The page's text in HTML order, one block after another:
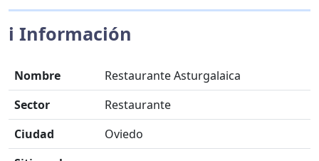
ℹ️ Información
Nombre
Restaurante Asturgalaica
Sector
Restaurante
Ciudad
Oviedo